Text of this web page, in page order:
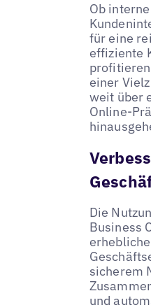
Ob
für eine
effiziente
einer
weit über
Online-
Die
Business
sicherem
und